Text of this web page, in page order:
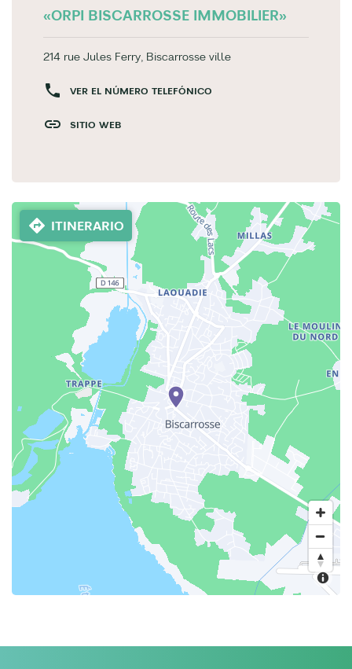
«ORPI BISCARROSSE IMMOBILIER»
214 rue Jules Ferry, Biscarrosse ville
VER EL NÚMERO TELEFÓNICO
SITIO WEB
ITINERARIO